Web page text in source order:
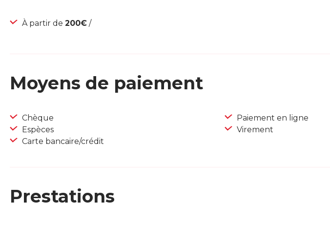
À partir de 200€ /
Moyens de paiement
Chèque
Espèces
Carte bancaire/crédit
Paiement en ligne
Virement
Prestations